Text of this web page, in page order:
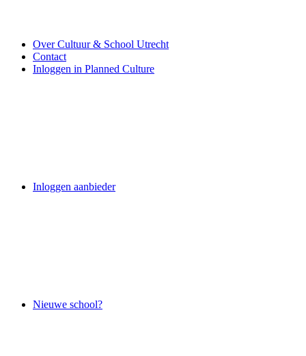
Over Cultuur & School Utrecht
Contact
Inloggen in Planned Culture
Inloggen aanbieder
Nieuwe school?